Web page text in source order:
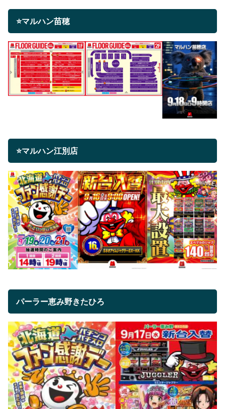
⭐マルハン苗穂
⭐マルハン江別店
パーラー恵み野きたひろ